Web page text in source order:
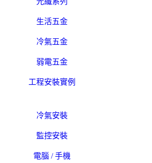
生活五金
冷氣五金
弱電五金
工程安裝實例
冷氣安裝
監控安裝
電腦 / 手機